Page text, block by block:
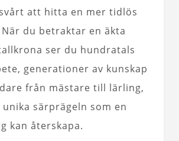
att hitta en mer tidlös
du betraktar en äkta
ser du hundratals
generationer av kunskap
från mästare till lärling,
särprägeln som en
kan återskapa.